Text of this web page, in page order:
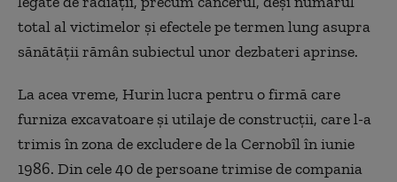
total al victimelor și efectele pe termen lung asupra
sănătății rămân subiectul unor dezbateri aprinse.
La acea vreme, Hurin lucra pentru o firmă care
furniza excavatoare și utilaje de construcții, care l-a
trimis în zona de excludere de la Cernobîl în iunie
1986. Din cele 40 de persoane trimise de compania